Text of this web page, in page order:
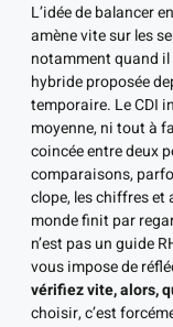
L’idée de balancer
amène vite sur les
notamment quand
hybride proposée
temporaire. Le CDI
moyenne, ni tout à
coincée entre deux
comparaisons,
clope, les chiffres et
monde finit par
n’est pas un guide
vous impose de
vérifiez vite, alors,
choisir, c’est